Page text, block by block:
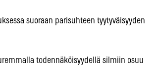
suoraan parisuhteen tyytyväisyyden
todennäköisyydellä silmiin osuu